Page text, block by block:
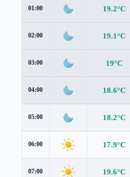
01:00 19.2°C
02:00 19.1°C
03:00 19°C
04:00 18.6°C
05:00 18.2°C
06:00 17.9°C
07:00 19.6°C